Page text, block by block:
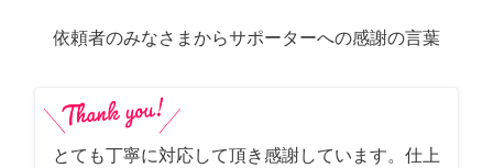
依頼者のみなさまからサポーターへの感謝の言葉
とても丁寧に対応して頂き感謝しています。仕上